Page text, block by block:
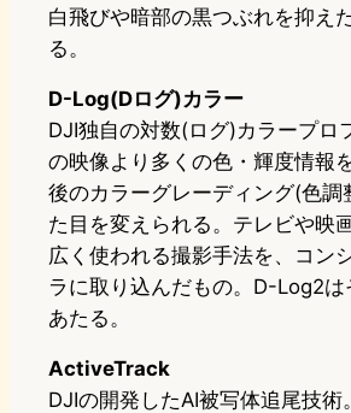
白飛びや暗部の黒つぶれを抑え
る。
D-Log(Dログ)カラー
DJI独自の対数(ログ)カラープロ
の映像より多くの色・輝度情報
後のカラーグレーディング(色調
た目を変えられる。テレビや映
広く使われる撮影手法を、コン
ラに取り込んだもの。D-Log2は
あたる。
ActiveTrack
DJIの開発したAI被写体追尾技術